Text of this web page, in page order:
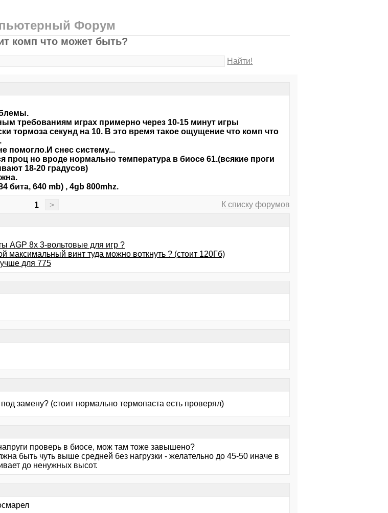
Форум
комп что может быть?
Найти!
требованиям играх примерно через 10-15 минут игры
тормоза секунд на 10. В это время такое ощущение что комп что
помогло.И снес систему...
проц но вроде нормально температура в биосе 61.(всякие проги
18-20 градусов)
бита, 640 mb) , 4gb 800mhz.
1 >
К списку форумов
AGP 8x 3-вольтовые для игр ?
максимальный винт туда можно воткнуть ? (стоит 120Гб)
для 775
замену? (стоит нормально термопаста есть проверял)
проверь в биосе, мож там тоже завышено?
быть чуть выше средней без нагрузки - желательно до 45-50 иначе в
до ненужных высот.